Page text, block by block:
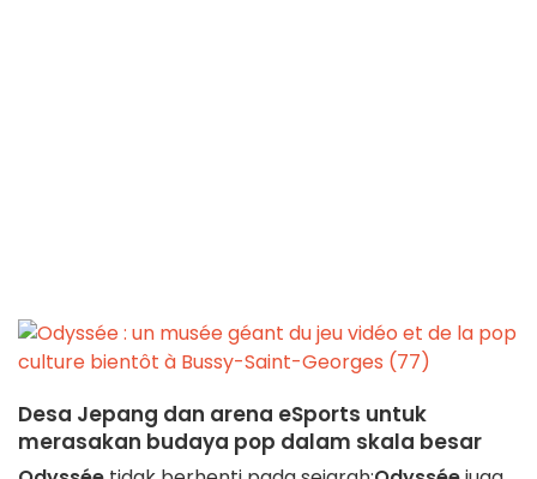
Desa Jepang dan arena eSports untuk
merasakan budaya pop dalam skala besar